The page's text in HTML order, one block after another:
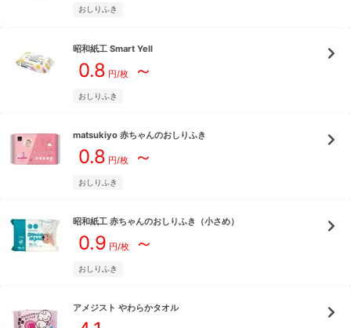
おしりふき
昭和紙工 Smart Yell
0.8 円/枚～
おしりふき
matsukiyo 赤ちゃんのおしりふき
0.8 円/枚～
おしりふき
昭和紙工 赤ちゃんのおしりふき（小さめ）
0.9 円/枚～
おしりふき
アメジスト やわらかタオル